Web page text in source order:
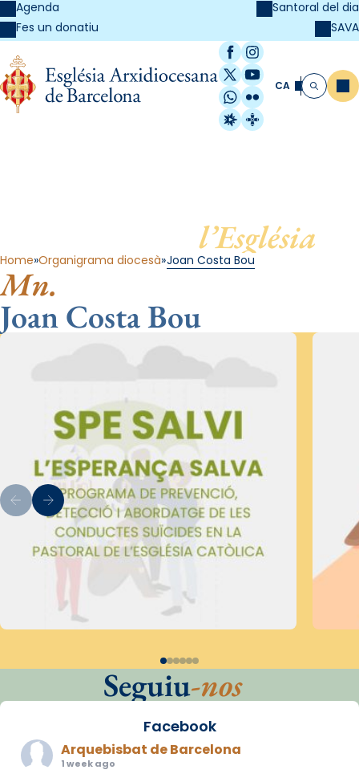
Agenda
Fes un donatiu
Santoral del dia
SAVA
Facebook
Instagram
X / Twitter
YouTube
WhatsApp
Flickr
Radio Estel
Catalunya
CA Cerca
l’Església
Home Organigrama diocesà Joan Costa Bou
Mn.
Joan Costa Bou
Seguiu-nos
Facebook
Arquebisbat de Barcelona
1 week ago